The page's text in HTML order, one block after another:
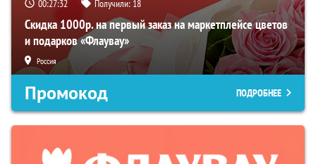
00:27:32 Получили: 18
Скидка 1000р. на первый заказ на маркетплейсе цветов
и подарков «Флаувау»
Россия
Промокод ПОДРОБНЕЕ